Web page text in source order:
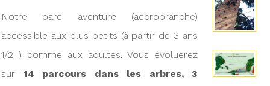
Notre parc aventure (accrobranche)
accessible aux plus petits (à partir de 3 ans
1/2 ) comme aux adultes. Vous évoluerez
sur 14 parcours dans les arbres, 3